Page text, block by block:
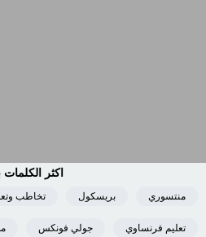
اكثر الكلمات
منتسوري بريسكول تخاطب
تعليم فرنساوي جولي فونكس